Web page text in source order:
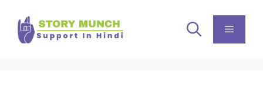
content
Menu